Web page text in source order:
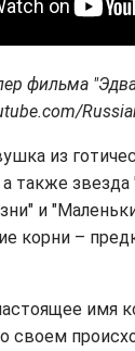
фильма
из
также
и
корни –
имя
о своем